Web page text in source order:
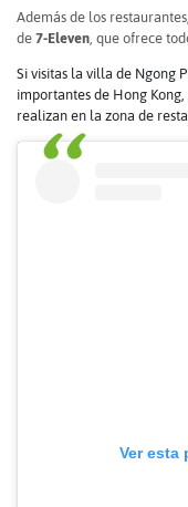
Además de los
de 7-Eleven, que ofrece
Si visitas la villa de Ngong
importantes de Hong
realizan en la zona de
Ver esta